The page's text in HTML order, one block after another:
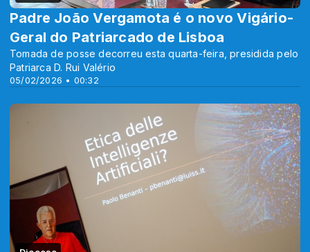
05/02/2026 • 00:32
Padre João Vergamota é o novo Vigário-
Geral do Patriarcado de Lisboa
Tomada de posse decorreu esta quarta-feira, presidida pelo
Patriarca D. Rui Valério